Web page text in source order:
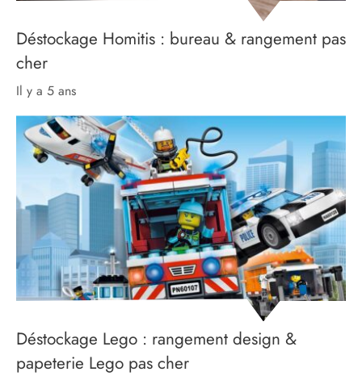
Déstockage Homitis : bureau & rangement pas
cher
il y a 5 ans
Déstockage Lego : rangement design &
papeterie Lego pas cher